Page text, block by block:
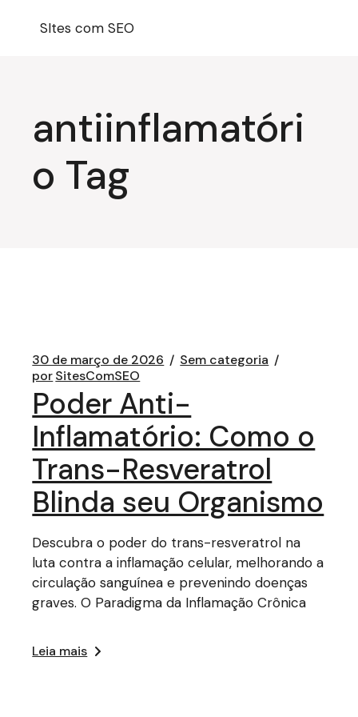
SItes com SEO
antiinflamatóri
o Tag
30 de março de 2026
Sem categoria
porSitesComSEO
Poder Anti-
Inflamatório: Como o
Trans-Resveratrol
Blinda seu Organismo
Descubra o poder do trans-resveratrol na
luta contra a inflamação celular, melhorando a
circulação sanguínea e prevenindo doenças
graves. O Paradigma da Inflamação Crônica
Leia mais